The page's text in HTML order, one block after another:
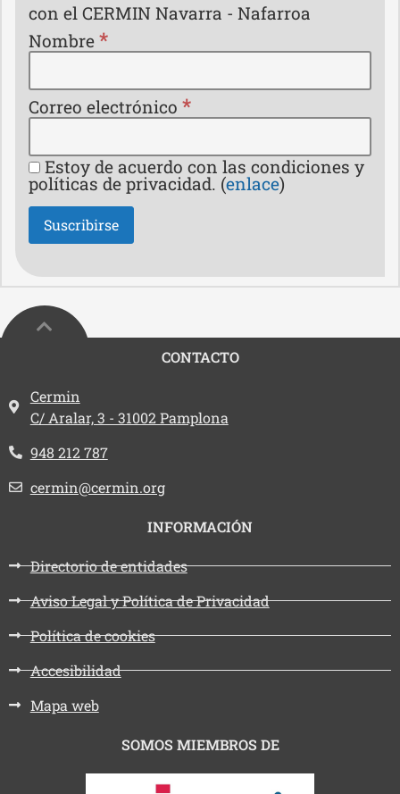
con el CERMIN Navarra - Nafarroa
Nombre *
Correo electrónico *
Estoy de acuerdo con las condiciones y
políticas de privacidad. (enlace)
CONTACTO
Dirección:
Cermin
C/ Aralar, 3 - 31002 Pamplona
Teléfono:
948 212 787
Email:
cermin@cermin.org
INFORMACIÓN
Directorio de entidades
Aviso Legal y Política de Privacidad
Política de cookies
Accesibilidad
Mapa web
SOMOS MIEMBROS DE